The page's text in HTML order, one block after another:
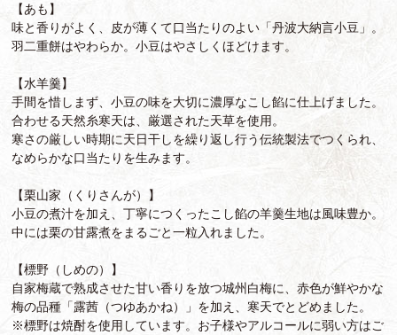
【あも】
味と香りがよく、皮が薄くて口当たりのよい「丹波大納言小豆」。
羽二重餅はやわらか。小豆はやさしくほどけます。
【水羊羹】
手間を惜しまず、小豆の味を大切に濃厚なこし餡に仕上げました。
合わせる天然糸寒天は、厳選された天草を使用。
寒さの厳しい時期に天日干しを繰り返し行う伝統製法でつくられ、
なめらかな口当たりを生みます。
【栗山家（くりさんが）】
小豆の煮汁を加え、丁寧につくったこし餡の羊羹生地は風味豊か。
中には栗の甘露煮をまるごと一粒入れました。
【標野（しめの）】
自家梅蔵で熟成させた甘い香りを放つ城州白梅に、赤色が鮮やかな
梅の品種「露茜（つゆあかね）」を加え、寒天でとどめました。
※標野は焼酎を使用しています。お子様やアルコールに弱い方はご